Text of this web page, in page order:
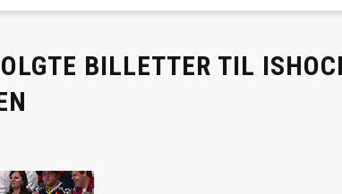
BILLETTER TIL